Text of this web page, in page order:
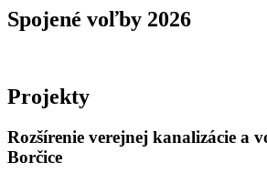
Spojené voľby 2026
Projekty
Rozšírenie verejnej kanalizácie a
Borčice